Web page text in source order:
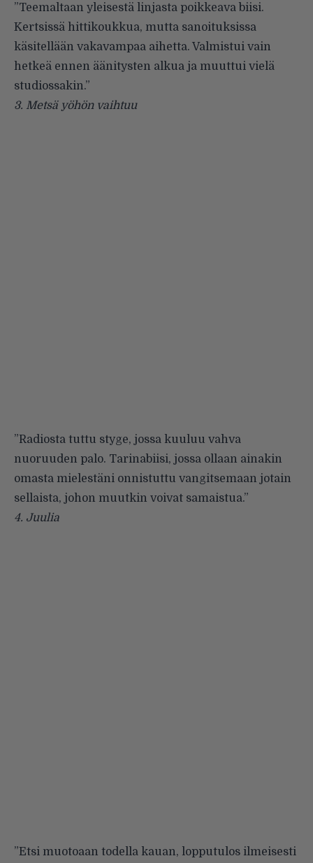
”Teemaltaan yleisestä linjasta poikkeava biisi.
Kertsissä hittikoukkua, mutta sanoituksissa
käsitellään vakavampaa aihetta. Valmistui vain
hetkeä ennen äänitysten alkua ja muuttui vielä
studiossakin.”
3. Metsä yöhön vaihtuu
”Radiosta tuttu styge, jossa kuuluu vahva
nuoruuden palo. Tarinabiisi, jossa ollaan ainakin
omasta mielestäni onnistuttu vangitsemaan jotain
sellaista, johon muutkin voivat samaistua.”
4. Juulia
”Etsi muotoaan todella kauan, lopputulos ilmeisesti